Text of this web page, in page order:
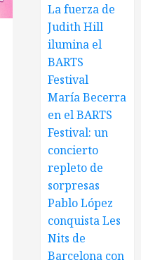
La fuerza de
Judith Hill
ilumina el
BARTS
Festival
María Becerra
en el BARTS
Festival: un
concierto
repleto de
sorpresas
Pablo López
conquista Les
Nits de
Barcelona con